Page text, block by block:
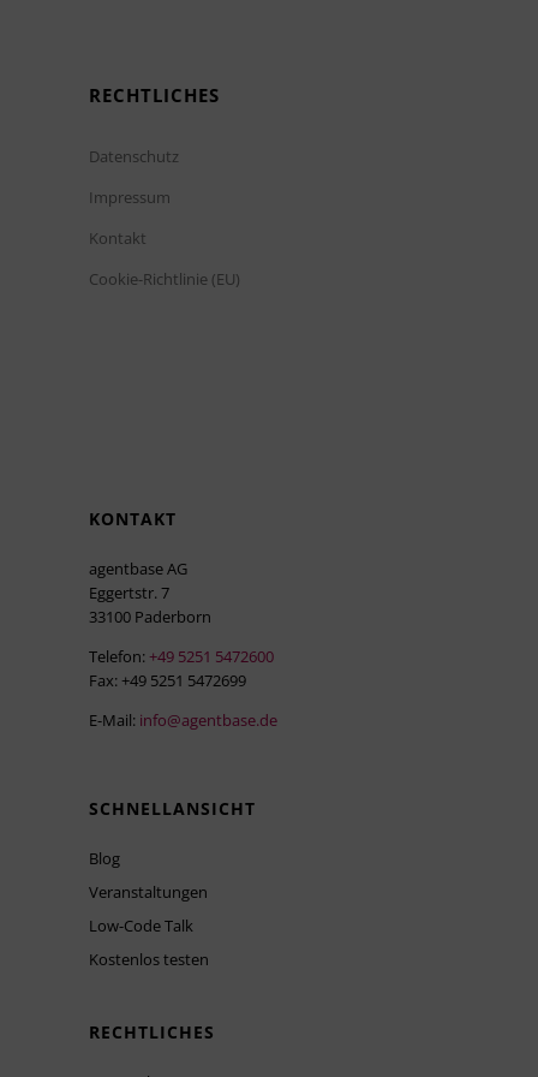
RECHTLICHES
Datenschutz
Impressum
Kontakt
Cookie-Richtlinie (EU)
KONTAKT
agentbase AG
Eggertstr. 7
33100 Paderborn
Telefon: +49 5251 5472600
Fax: +49 5251 5472699
E-Mail: info@agentbase.de
SCHNELLANSICHT
Blog
Veranstaltungen
Low-Code Talk
Kostenlos testen
RECHTLICHES